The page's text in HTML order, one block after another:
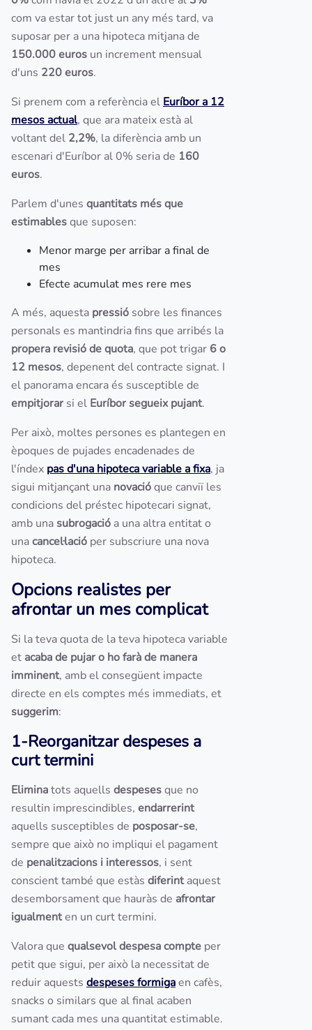
com va estar tot just un any més tard, va
suposar per a una hipoteca mitjana de
150.000 euros un increment mensual
d'uns 220 euros.
Si prenem com a referència el Euríbor a 12
mesos actual, que ara mateix està al
voltant del 2,2%, la diferència amb un
escenari d'Euríbor al 0% seria de 160
euros.
Parlem d'unes quantitats més que
estimablesque suposen:
Menor marge per arribar a final de
mes
Efecte acumulat mes rere mes
A més, aquesta pressió sobre les finances
personals es mantindria fins que arribés la
propera revisió de quota, que pot trigar 6 o
12 mesos, depenent del contracte signat. I
el panorama encara és susceptible de
empitjorarsi el Euríbor segueix pujant.
Per això, moltes persones es plantegen en
èpoques de pujades encadenades de
l'índex pas d'una hipoteca variable a fixa, ja
sigui mitjançant una novacióque canviï les
condicions del préstec hipotecari signat,
amb unasubrogació a una altra entitat o
unacancel·lació per subscriure una nova
hipoteca.
Opcions realistes per
afrontar un mes complicat
Si la teva quota de la teva hipoteca variable
et acaba de pujar o ho farà de manera
imminent, amb el consegüent impacte
directe en els comptes més immediats, et
suggerim:
1-Reorganitzar despeses a
curt termini
Eliminatots aquells despesesque no
resultin imprescindibles, endarrerint
aquells susceptibles de posposar-se,
sempre que això no impliqui el pagament
de penalitzacions i interessos, i sent
conscient també que estàs diferintaquest
desemborsament que hauràs de afrontar
igualmenten un curt termini.
Valora que qualsevol despesa compte per
petit que sigui, per això la necessitat de
reduir aquests despeses formigaen cafès,
snacks o similars que al final acaben
sumant cada mes una quantitat estimable.